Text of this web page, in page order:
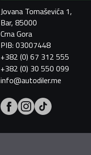
Jovana Tomaševića 1,
Bar, 85000
Crna Gora
PIB: 03007448
+382 (0) 67 312 555
+382 (0) 30 550 099
info@autodiler.me